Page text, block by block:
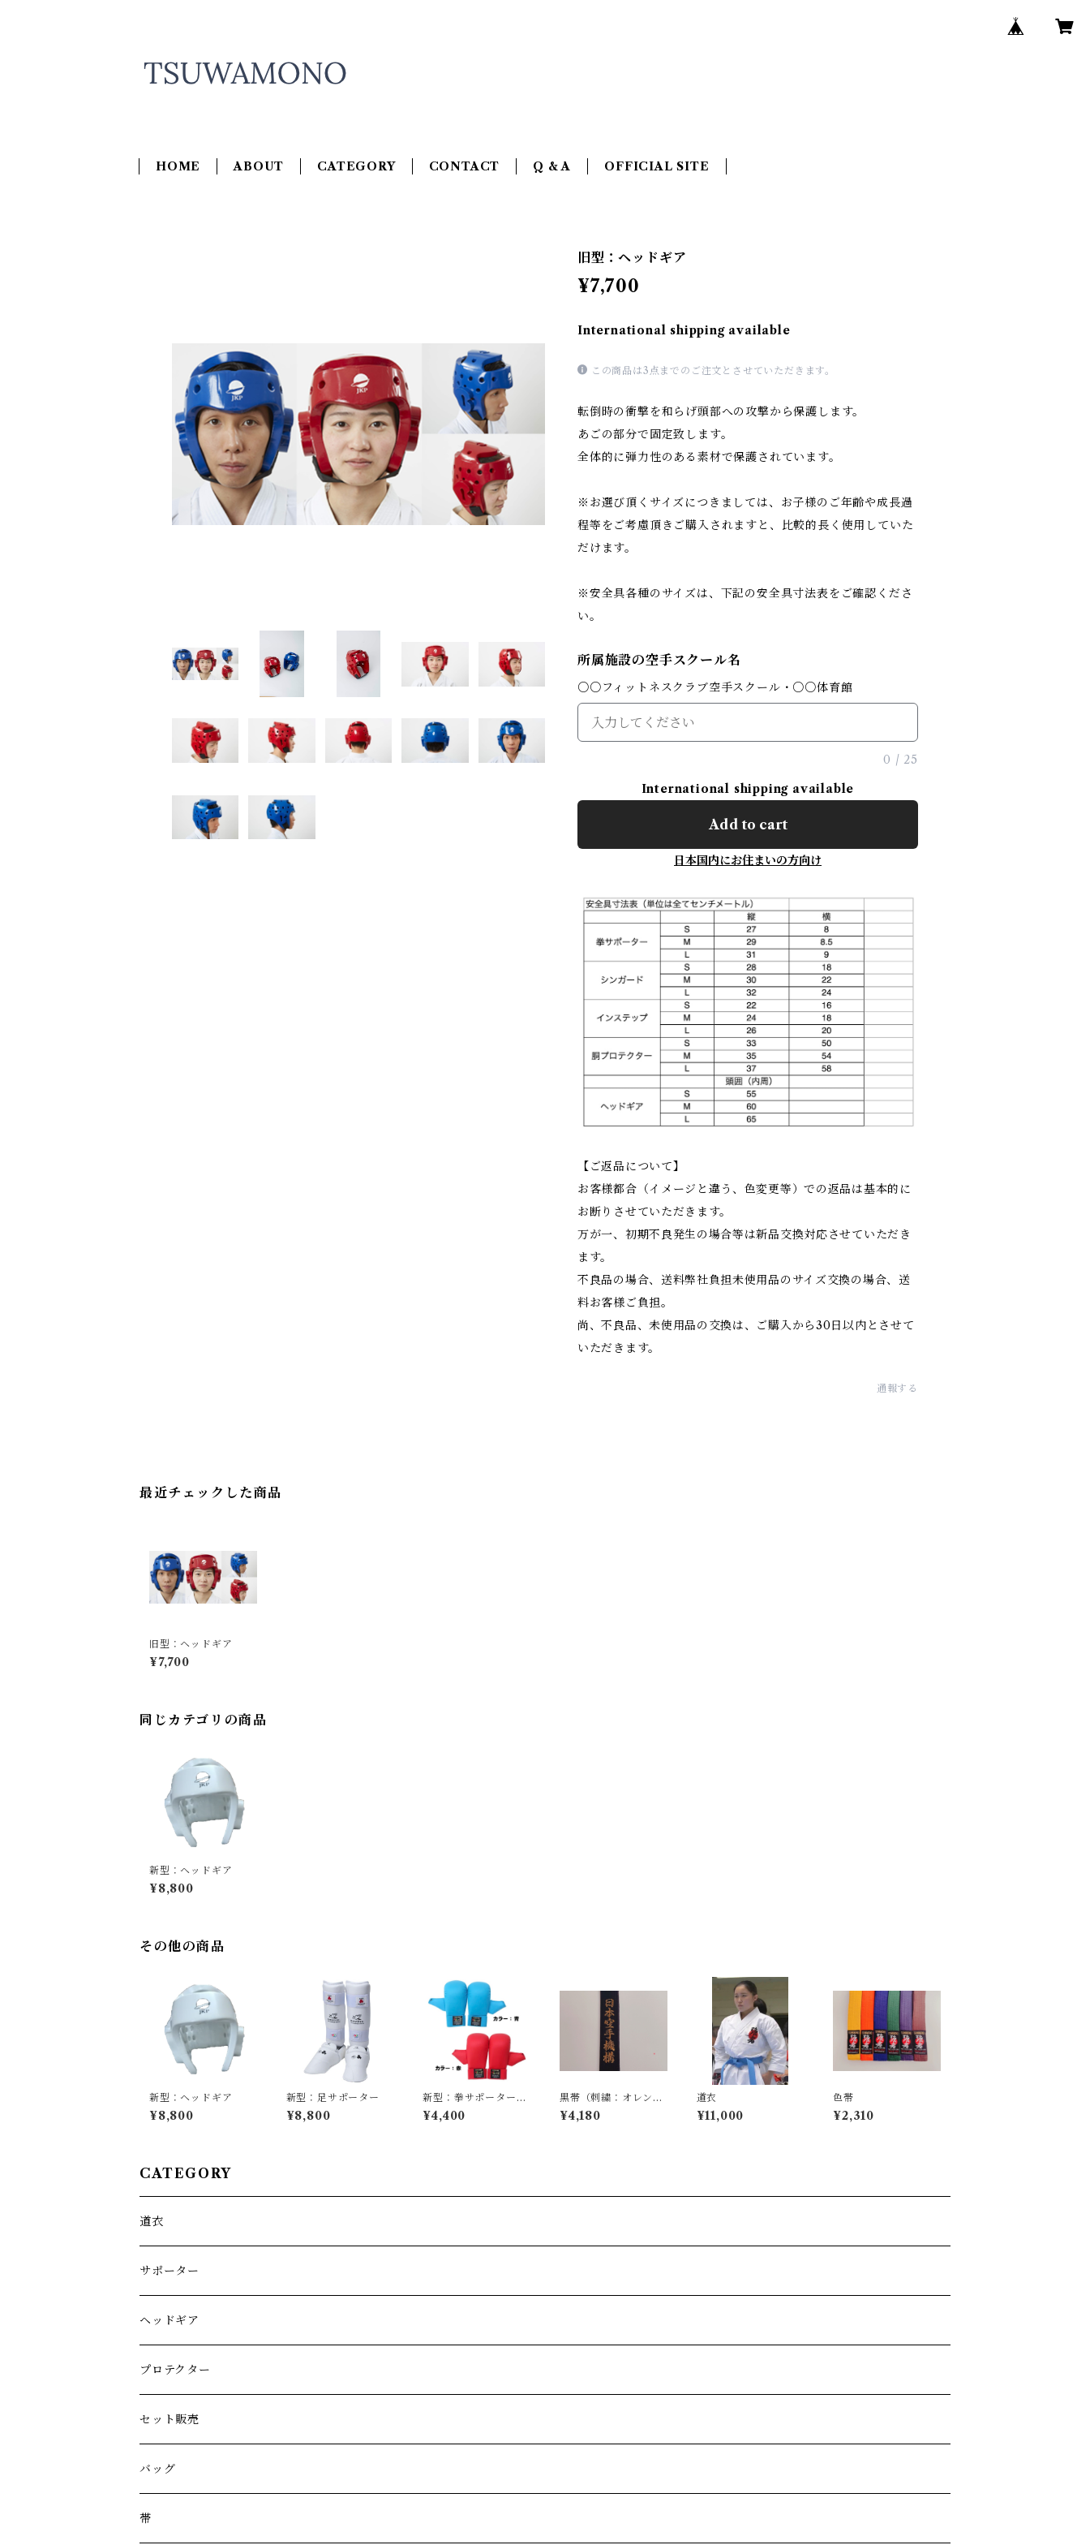
HOME ABOUT CATEGORY CONTACT Q & A OFFICIAL SITE
旧型：ヘッドギア
¥7,700
International shipping available
この商品は3点までのご注文とさせていただきます。
転倒時の衝撃を和らげ頭部への攻撃から保護します。
あごの部分で固定致します。
全体的に弾力性のある素材で保護されています。
※お選び頂くサイズにつきましては、お子様のご年齢や成長過
程等をご考慮頂きご購入されますと、比較的長く使用していた
だけます。
※安全具各種のサイズは、下記の安全具寸法表をご確認くださ
い。
所属施設の空手スクール名
○○フィットネスクラブ空手スクール・○○体育館
0 / 25
International shipping available
Add to cart
日本国内にお住まいの方向け
【ご返品について】
お客様都合（イメージと違う、色変更等）での返品は基本的に
お断りさせていただきます。
万が一、初期不良発生の場合等は新品交換対応させていただき
ます。
不良品の場合、送料弊社負担未使用品のサイズ交換の場合、送
料お客様ご負担。
尚、不良品、未使用品の交換は、ご購入から30日以内とさせて
いただきます。
通報する
最近チェックした商品
旧型：ヘッドギア
¥7,700
同じカテゴリの商品
新型：ヘッドギア
¥8,800
その他の商品
新型：ヘッドギア
¥8,800
新型：足サポーター
¥8,800
新型：拳サポーター
（単品）
¥4,400
黒帯（刺繍：オレン
ジ）
¥4,180
道衣
¥11,000
色帯
¥2,310
CATEGORY
道衣
サポーター
ヘッドギア
プロテクター
セット販売
バッグ
帯